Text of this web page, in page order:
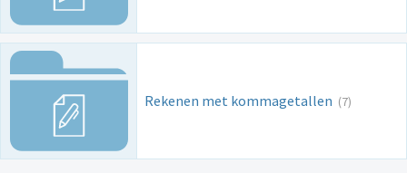
Rekenen met kommagetallen (7)